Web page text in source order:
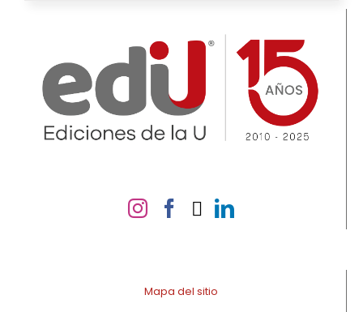
Mapa del sitio